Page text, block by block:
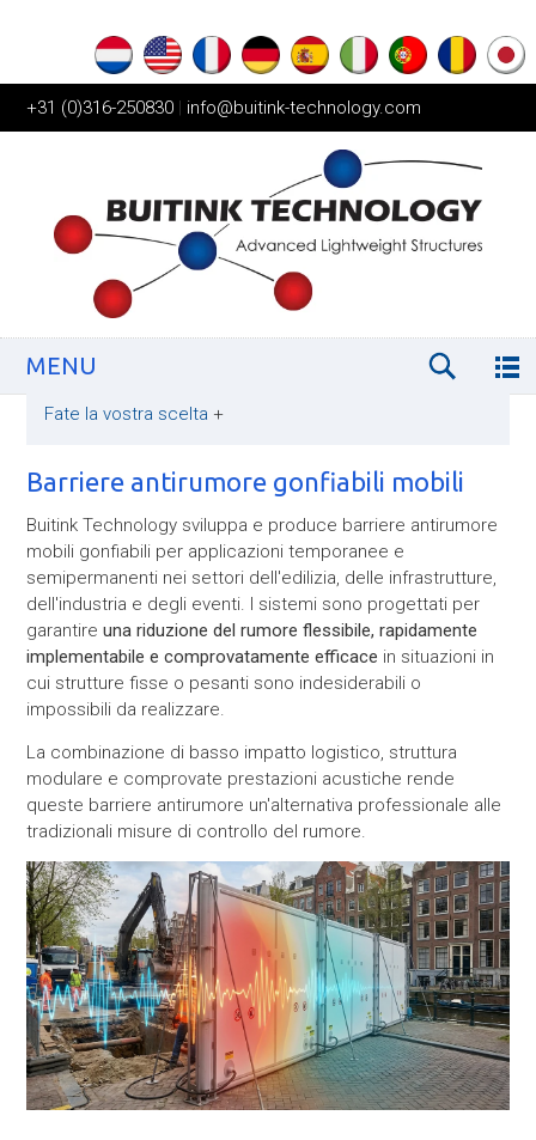
+31 (0)316-250830 | info@buitink-technology.com
MENU
Fate la vostra scelta +
Barriere antirumore gonfiabili mobili
Buitink Technology sviluppa e produce barriere antirumore
mobili gonfiabili per applicazioni temporanee e
semipermanenti nei settori dell'edilizia, delle infrastrutture,
dell'industria e degli eventi. I sistemi sono progettati per
garantireuna riduzione del rumore flessibile, rapidamente
implementabile e comprovatamente efficace in situazioni in
cui strutture fisse o pesanti sono indesiderabili o
impossibili da realizzare.
La combinazione di basso impatto logistico, struttura
modulare e comprovate prestazioni acustiche rende
queste barriere antirumore un'alternativa professionale alle
tradizionali misure di controllo del rumore.